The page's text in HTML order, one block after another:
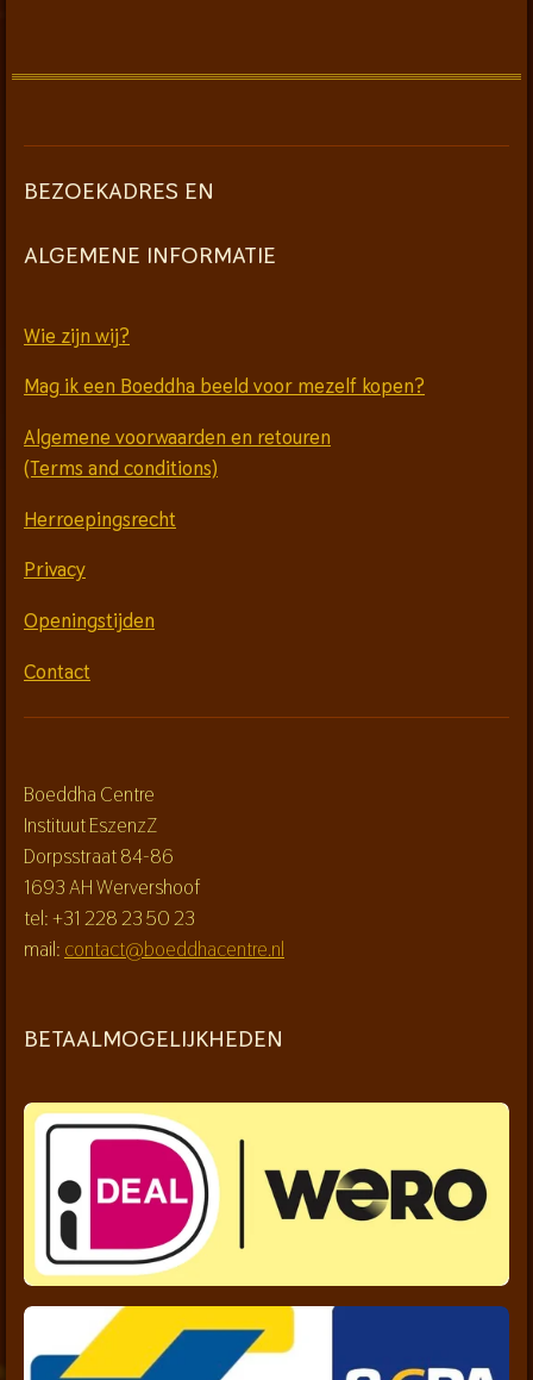
BEZOEKADRES EN
ALGEMENE INFORMATIE
Wie zijn wij?
Mag ik een Boeddha beeld voor mezelf kopen?
Algemene voorwaarden en retouren
(Terms and conditions)
Herroepingsrecht
Privacy
Openingstijden
Contact
Boeddha Centre
Instituut EszenzZ
Dorpsstraat 84-86
1693 AH Wervershoof
tel: +31 228 23 50 23
mail: contact@boeddhacentre.nl
BETAALMOGELIJKHEDEN